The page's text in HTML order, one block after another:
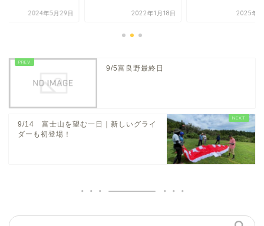
2024年5月29日 2022年1月18日 2025年4
9/5富良野最終日
9/14 富士山を望む一日｜新しいグライ
ダーも初登場！